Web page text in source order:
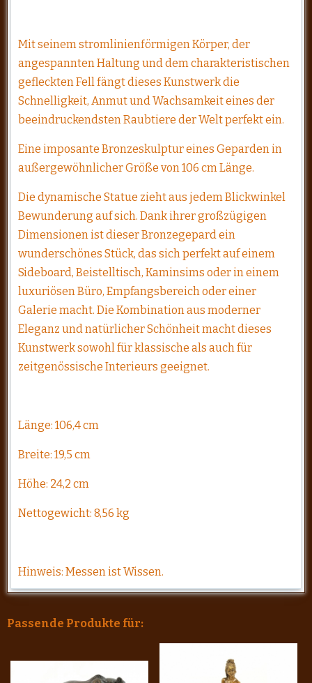
Mit seinem stromlinienförmigen Körper, der
angespannten Haltung und dem charakteristischen
gefleckten Fell fängt dieses Kunstwerk die
Schnelligkeit, Anmut und Wachsamkeit eines der
beeindruckendsten Raubtiere der Welt perfekt ein.
Eine imposante Bronzeskulptur eines Geparden in
außergewöhnlicher Größe von 106 cm Länge.
Die dynamische Statue zieht aus jedem Blickwinkel
Bewunderung auf sich. Dank ihrer großzügigen
Dimensionen ist dieser Bronzegepard ein
wunderschönes Stück, das sich perfekt auf einem
Sideboard, Beistelltisch, Kaminsims oder in einem
luxuriösen Büro, Empfangsbereich oder einer
Galerie macht. Die Kombination aus moderner
Eleganz und natürlicher Schönheit macht dieses
Kunstwerk sowohl für klassische als auch für
zeitgenössische Interieurs geeignet.
Länge: 106,4 cm
Breite: 19,5 cm
Höhe: 24,2 cm
Nettogewicht: 8,56 kg
Hinweis: Messen ist Wissen.
Passende Produkte für: